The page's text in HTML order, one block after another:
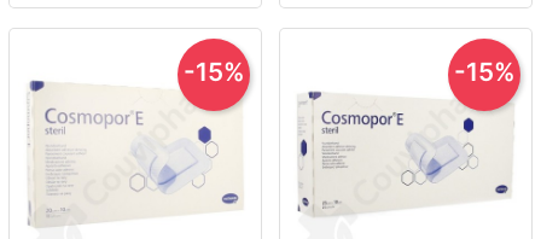
-15% -15%